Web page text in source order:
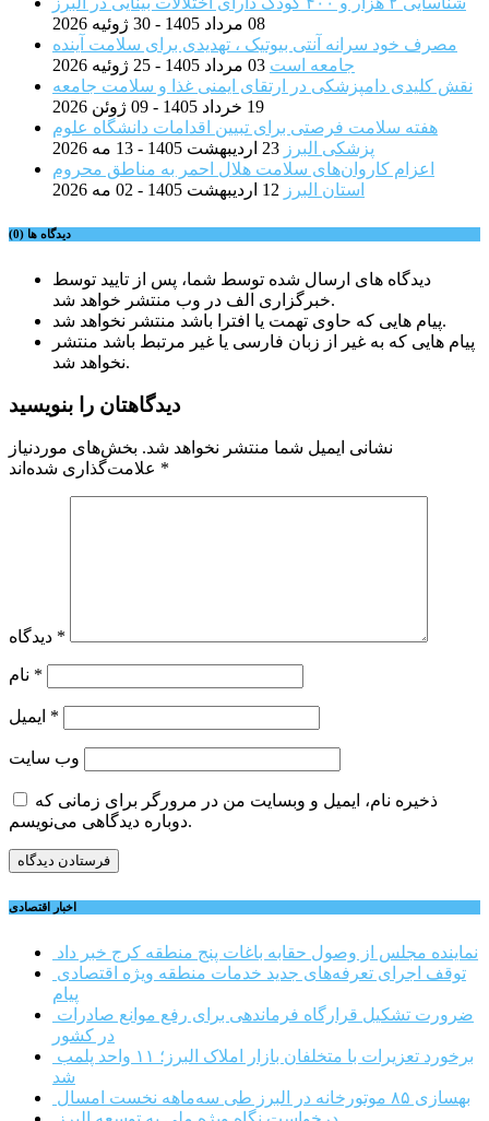
08 مرداد 1405 - 30 ژوئیه 2026
مصرف خود سرانه آنتی بیوتیک ، تهدیدی برای سلامت آینده
جامعه است 03 مرداد 1405 - 25 ژوئیه 2026
نقش کلیدی دامپزشکی در ارتقای ایمنی غذا و سلامت جامعه
19 خرداد 1405 - 09 ژوئن 2026
هفته سلامت فرصتی برای تبیین اقدامات دانشگاه علوم
پزشکی البرز 23 اردیبهشت 1405 - 13 مه 2026
اعزام کاروان‌های سلامت هلال احمر به مناطق محروم
استان البرز 12 اردیبهشت 1405 - 02 مه 2026
دیدگاه ها (0)
دیدگاه های ارسال شده توسط شما، پس از تایید توسط
خبرگزاری الف در وب منتشر خواهد شد.
پیام هایی که حاوی تهمت یا افترا باشد منتشر نخواهد شد.
پیام هایی که به غیر از زبان فارسی یا غیر مرتبط باشد منتشر
نخواهد شد.
دیدگاهتان را بنویسید
نشانی ایمیل شما منتشر نخواهد شد. بخش‌های موردنیاز
*
*
*
*
وب‌ سایت
ذخیره نام، ایمیل و وبسایت من در مرورگر برای زمانی که
دوباره دیدگاهی می‌نویسم.
اخبار اقتصادی
نماینده مجلس از وصول حقابه باغات پنج منطقه کرج خبر داد
پیام
در کشور
شد
بهسازی ۸۵ موتورخانه در البرز طی سه‌ماهه نخست امسال